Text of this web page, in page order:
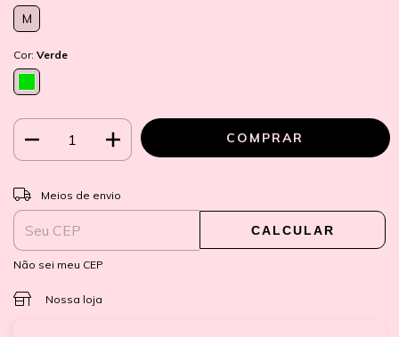
M
Cor: Verde
Entregas para o CEP:
Meios de envio
CALCULAR
Não sei meu CEP
Nossa loja